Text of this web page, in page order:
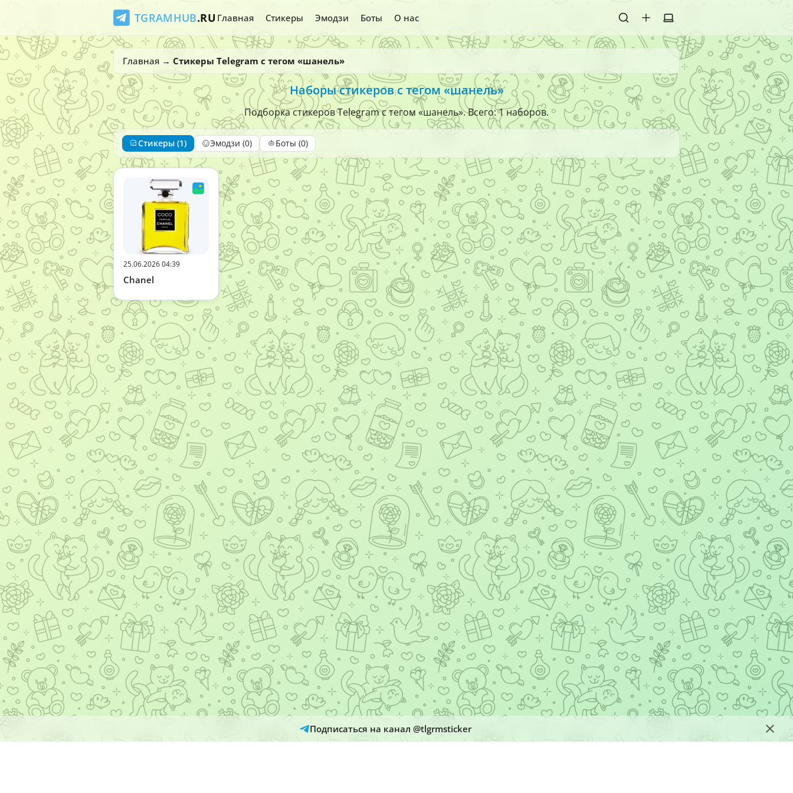
TGRAMHUB.RU Главная Стикеры Эмодзи Боты О нас
Главная → Стикеры Telegram с тегом «шанель»
Наборы стикеров с тегом «шанель»
Подборка стикеров Telegram с тегом «шанель». Всего: 1 наборов.
Стикеры (1) Эмодзи (0) Боты (0)
25.06.2026 04:39
Chanel
Подписаться на канал @tlgrmsticker